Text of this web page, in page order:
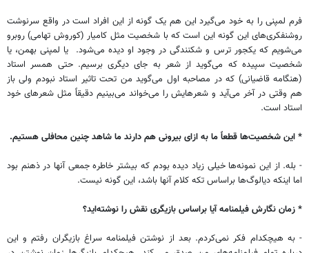
فرم لمپنی را به خود می‌گیرد این هم یک گونه از این افراد است در واقع سرنوشت
روشنفکری‌های این گونه این است که با شخصیت مثل کامیار (کوروش تهامی) روبرو
می‌شویم که یکجور ترس و شکنندگی در وجود او دیده می‌شود. یا لمپنی بهمن، یا
شخصیت سپیده که می‌گوید از شعر به جای دیگری برسیم. حتی همسر استاد
(هنگامه قاضیانی) که در مصاحبه اول می‌گوید من تحت تاثیر استاد نبودم ولی باز
هم وقتی در آخر می‌آید و شعرهایش را می‌خواند می‌بینیم دقیقاً مثل شعرهای خود
استاد است.
* این شخصیت‌ها قطعاً ما به ازای بیرونی هم دارند ما شاهد چنین محافلی هستیم.
- بله. از این نمونه‌ها خیلی زیاد دیده بودم که بیشتر خاطره جمعی آنها در ذهنم بود
اما اینکه دیالوگ‌ها براساس تکه کلام آنها باشد، این گونه نیست.
* زمان نگارش فیلمنامه آیا براساس بازیگری نقش را نوشته‌اید؟
- به هیچکدام فکر نمی‌کردم. بعد از نوشتن فیلمنامه سراغ بازیگران رفتم و این